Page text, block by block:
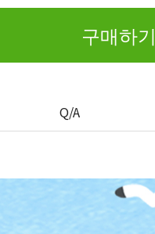
구매하기
Q/A